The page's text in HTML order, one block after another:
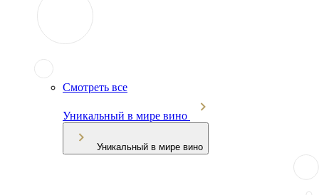
Смотреть все
Уникальный в мире вино
Уникальный в мире вино